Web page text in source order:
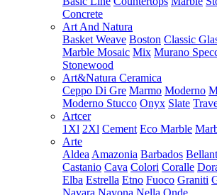
Concrete
Art And Natura
Basket Weave Boston Classic
Marble Mosaic Mix Murano
Stonewood
Art&Natura Ceramica
Ceppo Di Gre Marmo Moderno
Moderno Stucco Onyx Slate
Artcer
1Xl 2Xl Cement Eco Marble
Arte
Aldea Amazonia Barbados
Castanio Cava Colori Coralle
Elba Estrella Etno Fuoco Graniti